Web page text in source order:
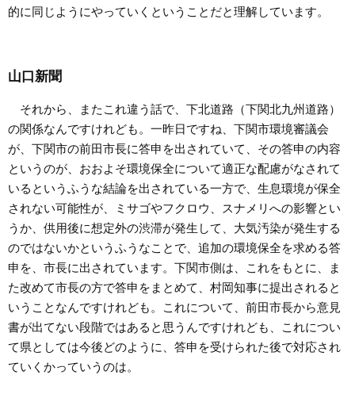
的に同じようにやっていくということだと理解しています。
山口新聞
それから、またこれ違う話で、下北道路（下関北九州道路）
の関係なんですけれども。一昨日ですね、下関市環境審議会
が、下関市の前田市長に答申を出されていて、その答申の内容
というのが、おおよそ環境保全について適正な配慮がなされて
いるというふうな結論を出されている一方で、生息環境が保全
されない可能性が、ミサゴやフクロウ、スナメリへの影響とい
うか、供用後に想定外の渋滞が発生して、大気汚染が発生する
のではないかというふうなことで、追加の環境保全を求める答
申を、市長に出されています。下関市側は、これをもとに、ま
た改めて市長の方で答申をまとめて、村岡知事に提出されると
いうことなんですけれども。これについて、前田市長から意見
書が出てない段階ではあると思うんですけれども、これについ
て県としては今後どのように、答申を受けられた後で対応され
ていくかっていうのは。